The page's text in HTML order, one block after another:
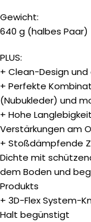
Gewicht:
640 g (halbes Paar)
PLUS:
+ Clean-Design
+ Perfekte
(Nubukleder) und
+ Hohe
Verstärkungen am
+ Stoßdämpfende
Dichte mit
dem Boden und
Produkts
+ 3D-Flex System-
Halt begünstigt